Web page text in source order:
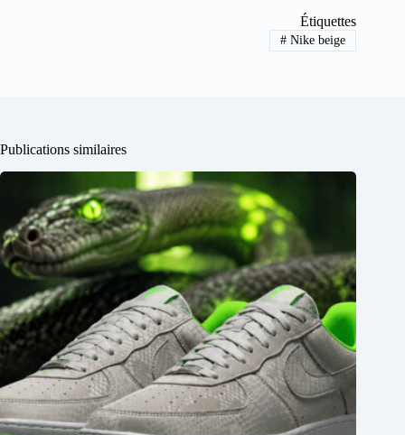
Étiquettes
# Nike beige
Publications similaires